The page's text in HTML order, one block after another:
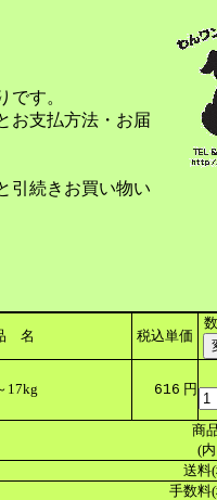
です。
お支払方法・お届
引続きお買い物い
名 税込単価
17kg 616 円
商
(
送料
手数料